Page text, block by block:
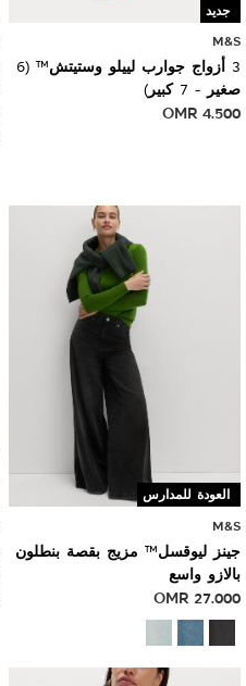
جديد
M&S
3 أزواج جوارب لييلو وستيتش™ (6
صغير - 7 كبير)
OMR 4.500
العودة للمدارس
M&S
جينز ليوقسل™ مزيج بقصة بنطلون
بالازو واسع
OMR 27.000